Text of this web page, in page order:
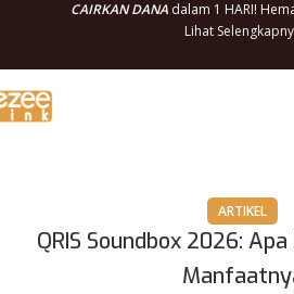
CAIRKAN DANAdalam 1 HARI!
Lihat
ARTIKEL
QRIS Soundbox 2026: